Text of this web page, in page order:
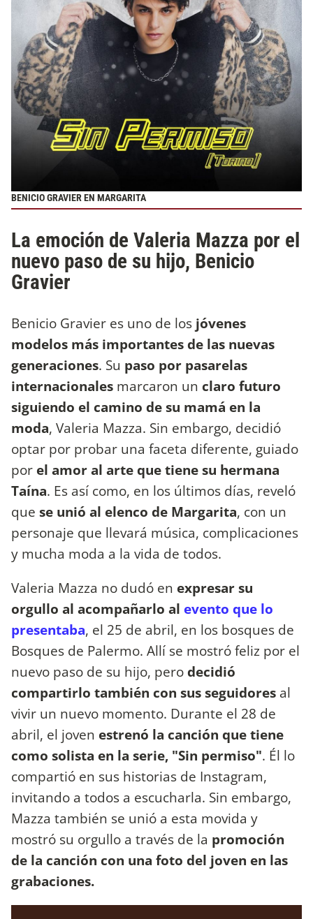
BENICIO GRAVIER EN MARGARITA
La emoción de Valeria Mazza por el
nuevo paso de su hijo, Benicio
Gravier
Benicio Gravier es uno de los jóvenes
modelos más importantes de las nuevas
generaciones. Su paso por pasarelas
internacionales marcaron un claro futuro
siguiendo el camino de su mamá en la
moda, Valeria Mazza. Sin embargo, decidió
optar por probar una faceta diferente, guiado
por el amor al arte que tiene su hermana
Taína. Es así como, en los últimos días, reveló
que se unió al elenco de Margarita, con un
personaje que llevará música, complicaciones
y mucha moda a la vida de todos.
Valeria Mazza no dudó en expresar su
orgullo al acompañarlo al evento que lo
presentaba, el 25 de abril, en los bosques de
Bosques de Palermo. Allí se mostró feliz por el
nuevo paso de su hijo, perodecidió
compartirlo también con sus seguidores al
vivir un nuevo momento. Durante el 28 de
abril, el joven estrenó la canción que tiene
como solista en la serie, "Sin permiso". Él lo
compartió en sus historias de Instagram,
invitando a todos a escucharla. Sin embargo,
Mazza también se unió a esta movida y
mostró su orgullo a través de la promoción
de la canción con una foto del joven en las
grabaciones.